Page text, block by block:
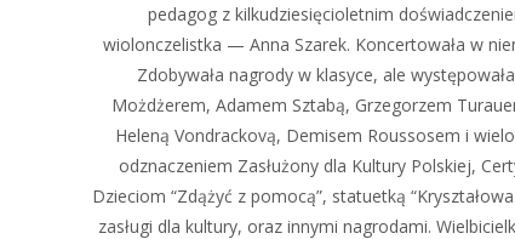
pedagog z kilkudziesięcioletnim
wiolonczelistka — Anna Szarek. Koncertowała w
Zdobywała nagrody w klasyce, ale
Możdżerem, Adamem Sztabą, Grzegorzem
Heleną Vondrackovą, Demisem Roussosem i
odznaczeniem Zasłużony dla Kultury Polskiej,
Dzieciom “Zdążyć z pomocą”, statuetką
zasługi dla kultury, oraz innymi nagrodami.